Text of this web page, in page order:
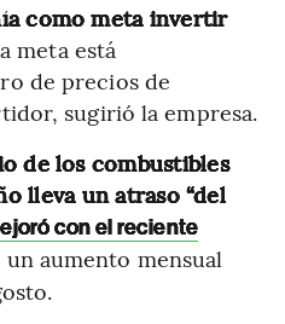
como meta invertir
meta está
de precios de
sugirió la empresa.
de los combustibles
lleva un atraso “del
con el reciente
aumento mensual